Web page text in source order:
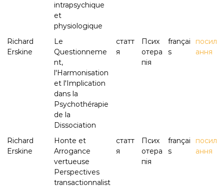
intrapsychique
et
physiologique
Richard
Erskine
Le
Questionneme
nt,
l'Harmonisation
et l'Implication
dans la
Psychothérapie
de la
Dissociation
статт
я
Псих
отера
пія
françai
s
посил
ання
Richard
Erskine
Honte et
Arrogance
vertueuse
Perspectives
transactionnalist
статт
я
Псих
отера
пія
françai
s
посил
ання